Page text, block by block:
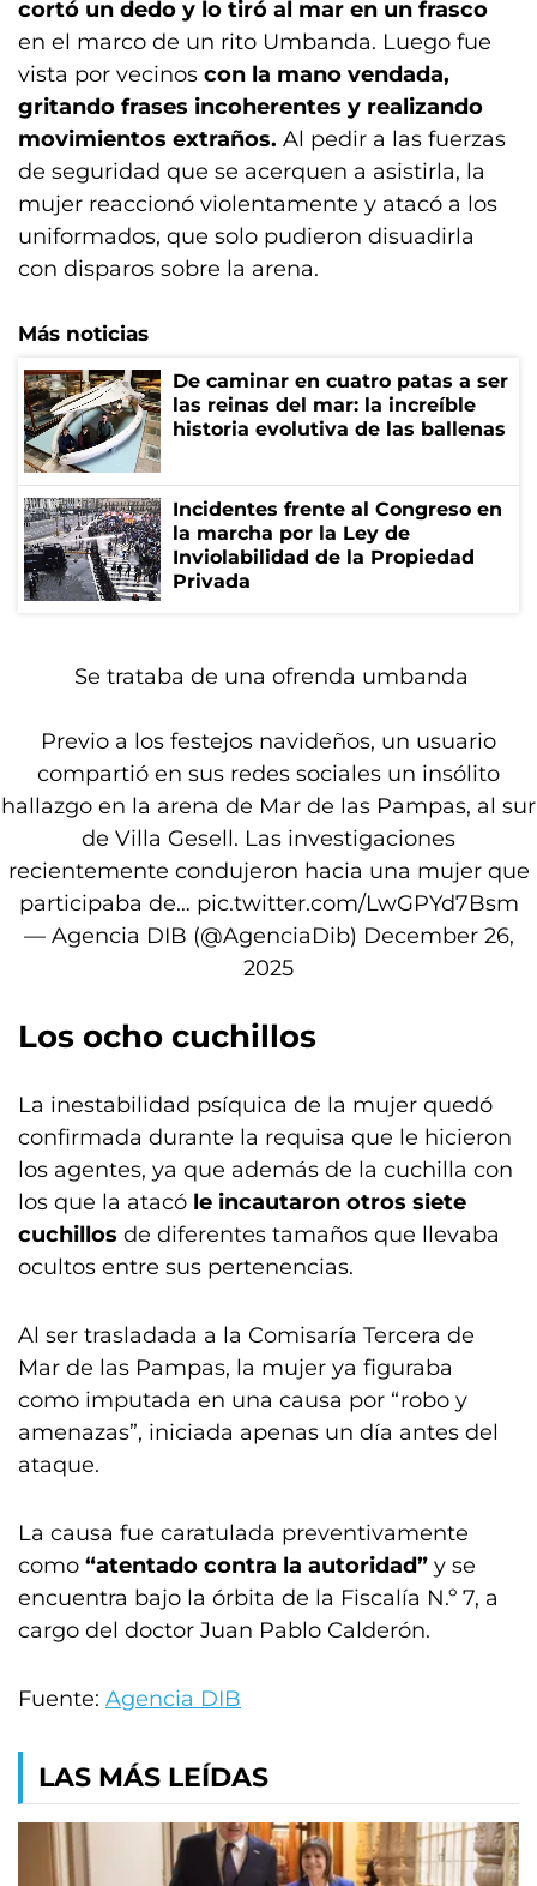
cortó un dedo y lo tiró al mar en un frasco
en el marco de un rito Umbanda. Luego fue
vista por vecinos con la mano vendada,
gritando frases incoherentes y realizando
movimientos extraños. Al pedir a las fuerzas
de seguridad que se acerquen a asistirla, la
mujer reaccionó violentamente y atacó a los
uniformados, que solo pudieron disuadirla
con disparos sobre la arena.
Más noticias
De caminar en cuatro patas a ser
las reinas del mar: la increíble
historia evolutiva de las ballenas
Incidentes frente al Congreso en
la marcha por la Ley de
Inviolabilidad de la Propiedad
Privada
️ Se trataba de una ofrenda umbanda
Previo a los festejos navideños, un usuario
compartió en sus redes sociales un insólito
hallazgo en la arena de Mar de las Pampas, al sur
de Villa Gesell. Las investigaciones
recientemente condujeron hacia una mujer que
participaba de… pic.twitter.com/LwGPYd7Bsm
— Agencia DIB (@AgenciaDib) December 26,
2025
Los ocho cuchillos
La inestabilidad psíquica de la mujer quedó
confirmada durante la requisa que le hicieron
los agentes, ya que además de la cuchilla con
los que la atacó le incautaron otros siete
cuchillos de diferentes tamaños que llevaba
ocultos entre sus pertenencias.
Al ser trasladada a la Comisaría Tercera de
Mar de las Pampas, la mujer ya figuraba
como imputada en una causa por “robo y
amenazas”, iniciada apenas un día antes del
ataque.
La causa fue caratulada preventivamente
como “atentado contra la autoridad” y se
encuentra bajo la órbita de la Fiscalía N.º 7, a
cargo del doctor Juan Pablo Calderón.
Fuente: Agencia DIB
LAS MÁS LEÍDAS